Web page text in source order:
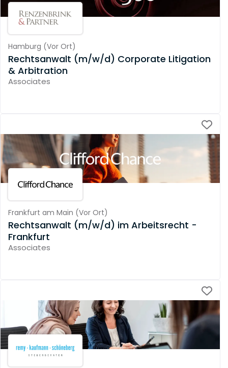
Hamburg (Vor Ort)
Rechtsanwalt (m/w/d) Corporate Litigation
& Arbitration
Associates
Frankfurt am Main (Vor Ort)
Rechtsanwalt (m/w/d) im Arbeitsrecht -
Frankfurt
Associates